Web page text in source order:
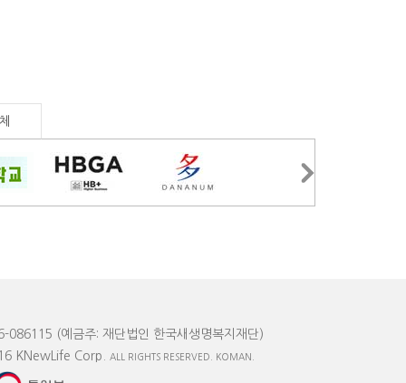
086115 (예금주: 재단법인 한국새생명복지재단)
KNewLife Corp.
ALL RIGHTS RESERVED. KOMAN.